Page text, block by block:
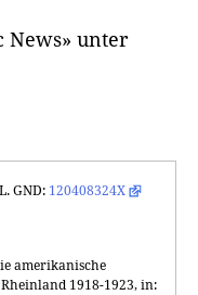
News» unter
GND: 120408324X
amerikanische
1918-1923, in: